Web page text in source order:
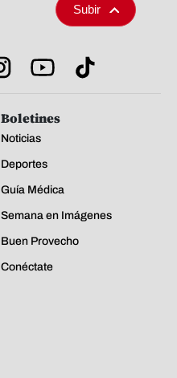
Subir
Boletines
Noticias
Deportes
Guía Médica
Semana en Imágenes
Buen Provecho
Conéctate